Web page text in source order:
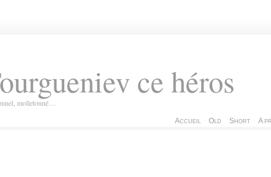
ce héros
molletonné…
Accueil Old Short A